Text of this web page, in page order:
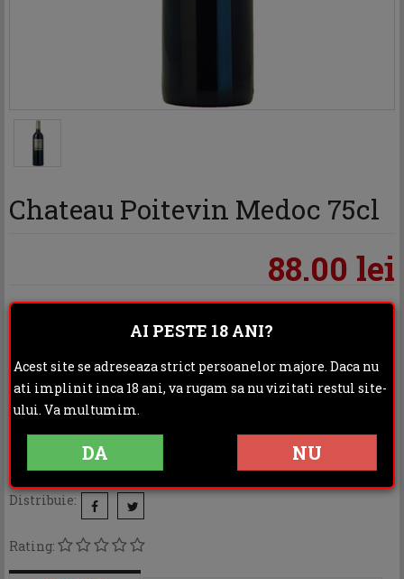
Chateau Poitevin Medoc 75cl
88.00 lei
ADAUGA IN COS
Vinuri
Distribuie:
Rating:
AI PESTE 18 ANI?
Acest site se adreseaza strict persoanelor majore. Daca nu
ati implinit inca 18 ani, va rugam sa nu vizitati restul site-
ului. Va multumim.
DA NU